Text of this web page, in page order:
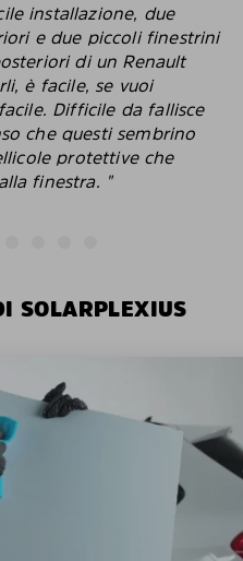
installazione, due
e due piccoli finestrini
di un Renault
è facile, se vuoi
Difficile da fallisce
che questi sembrino
protettive che
finestra. "
SOLARPLEXIUS